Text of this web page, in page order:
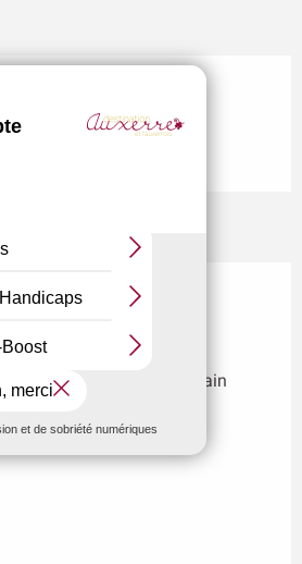
! Mellis and the
Jazz
Paul Bert, 9 Rue Germain
M'y rendre